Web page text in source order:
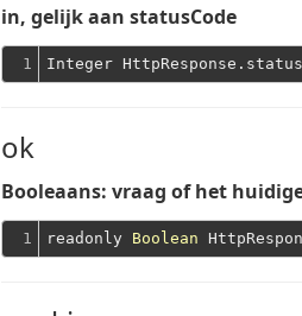
in, gelijk aan statusCode
1
ok
Booleaans: vraag of het
1 readonly Boolean